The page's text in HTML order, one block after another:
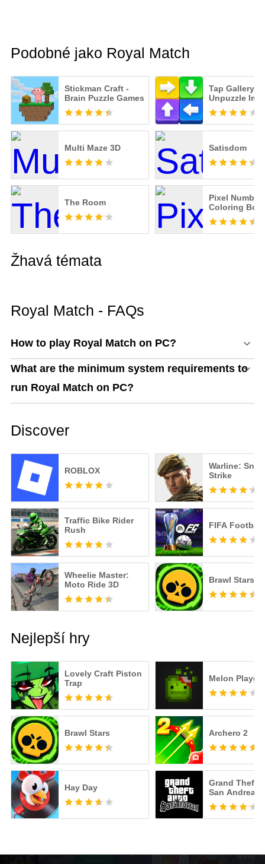
Podobné jako Royal Match
Stickman Craft -
Brain Puzzle Games
Tap Gallery:
Unpuzzle
Multi Maze 3D Satisdom
The Room
Pixel Number:
Coloring
Žhavá témata
Royal Match - FAQs
How to play Royal Match on PC?
What are the minimum system requirements to
run Royal Match on PC?
Discover
ROBLOX
Warline:
Strike
Traffic Bike Rider
Rush
FIFA Football
Wheelie Master:
Moto Ride 3D
Brawl Stars
Nejlepší hry
Lovely Craft Piston
Trap
Brawl Stars
Hay Day
Melon
Archero 2
Grand Theft
San Andreas